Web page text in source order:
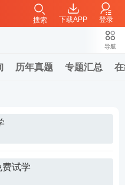
下载APP 登录
搜索
历年真题 专题汇总
导航
试学